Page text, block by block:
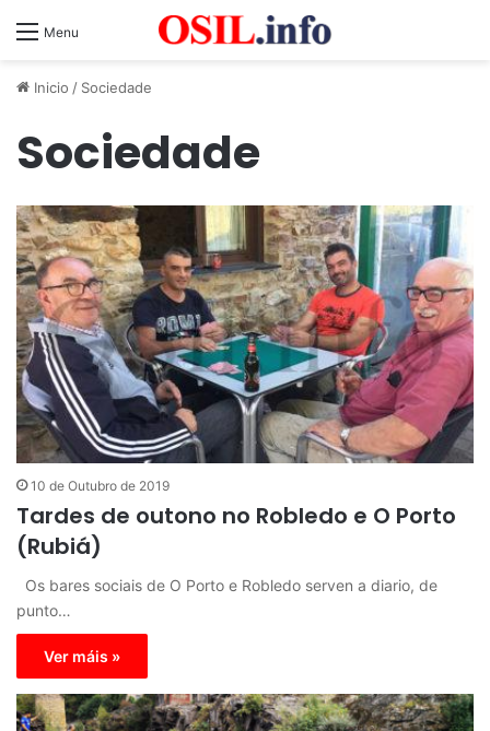
Menu
Inicio / Sociedade
Sociedade
10 de Outubro de 2019
Tardes de outono no Robledo e O Porto
(Rubiá)
Os bares sociais de O Porto e Robledo serven a diario, de
punto…
Ver máis »